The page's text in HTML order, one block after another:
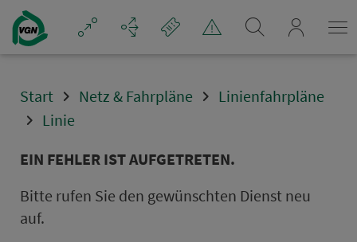
Navigation überspringen
Start Netz & Fahrpläne
Linienfahrpläne
Linie
EIN FEHLER IST AUFGETRETEN.
Bitte rufen Sie den gewünschten Dienst neu
auf.